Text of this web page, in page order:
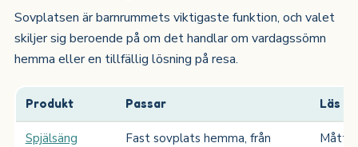
Sovplatsen är barnrummets viktigaste funktion, och valet
skiljer sig beroende på om det handlar om vardagssömn
hemma eller en tillfällig lösning på resa.
Produkt Passar Läs
Spjälsäng
Fast sovplats hemma, från
Mått,